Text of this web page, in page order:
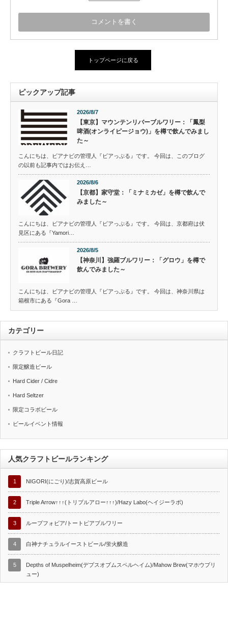
トップページに戻る
ピックアップ記事
2026/8/7
【東京】マウンテンリバーブルワリー：「鳳梨
啤酒(オンライピージョウ)」を樽で飲んでみまし
た～
こんにちは、ビアナビの管理人『ビアっぷる』です。 今回は、このブログ
の以前も記事内ではお伝え…
2026/8/6
【京都】家守堂：「ミナミカゼ」を樽で飲んで
みました～
こんにちは、ビアナビの管理人『ビアっぷる』です。 今回は、京都府は伏
見区にある『Yamori…
2026/8/5
【神奈川】強羅ブルワリー：「グロウ」を樽で
飲んでみました～
こんにちは、ビアナビの管理人『ビアっぷる』です。 今回は、神奈川県は
箱根市にある『Gora …
カテゴリー
クラフトビール日記
限定醸造ビール
Hard Cider / Cidre
Hard Seltzer
限定コラボビール
ビールイベント情報
人気クラフトビールランキング
1 NIGORI(にごり)/志賀高原ビール
2 Triple Arrow↑↑↑(トリプルアロー↑↑↑)/Hazy Labo(ヘイジーラボ)
3 ループフォビア/トートピアブルワリー
4 白神ナチュラルイーストビール/蛍火醸造
5
Depths of Muspelheim(デプスオブムスペルヘイム)/Mahow Brew(マホウブリ
ュー)